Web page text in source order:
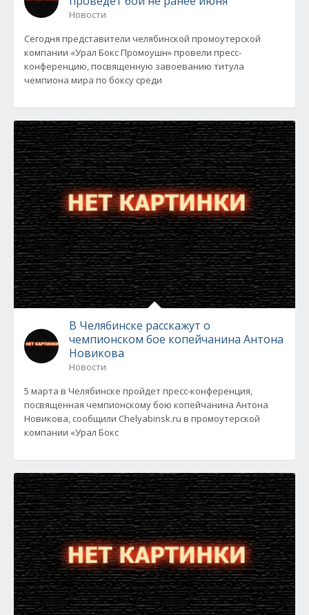
Новости
Сегодня представители челябинской промоутерской
компании «Урал Бокс Промоушн» провели пресс-
конференцию, посвященную завоеванию титула
чемпиона мира по боксу среди
В Челябинске расскажут о
чемпионском бое копейчанина Антона
Новикова
Новости
5 марта в Челябинске пройдет пресс-конференция,
посвященная чемпионскому бою копейчанина Антона
Новикова, сообщили Chelyabinsk.ru в промоутерской
компании «Урал Бокс